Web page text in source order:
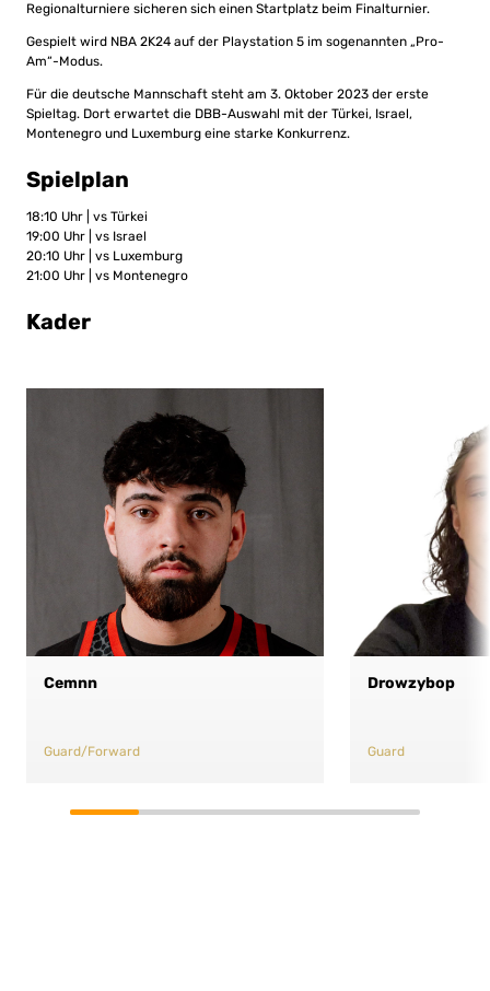
Regionalturniere sicheren sich einen Startplatz beim Finalturnier.
Gespielt wird NBA 2K24 auf der Playstation 5 im sogenannten „Pro-
Am“-Modus.
Für die deutsche Mannschaft steht am 3. Oktober 2023 der erste
Spieltag. Dort erwartet die DBB-Auswahl mit der Türkei, Israel,
Montenegro und Luxemburg eine starke Konkurrenz.
Spielplan
18:10 Uhr | vs Türkei
19:00 Uhr | vs Israel
20:10 Uhr | vs Luxemburg
21:00 Uhr | vs Montenegro
Kader
Cemnn
Guard/Forward
Drowzybop
Guard